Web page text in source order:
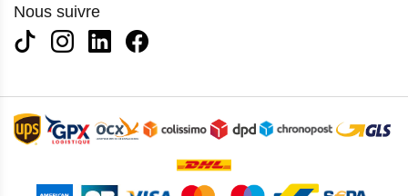
Nous suivre